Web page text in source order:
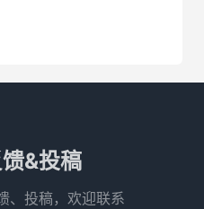
&投稿
、投稿，欢迎联系